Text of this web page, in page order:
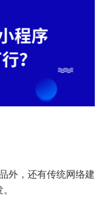
外，还有传统网络建